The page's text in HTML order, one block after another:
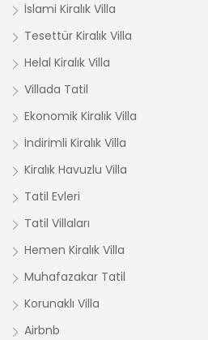
İslami Kiralık Villa
Tesettür Kiralık Villa
Helal Kiralık Villa
Villada Tatil
Ekonomik Kiralık Villa
İndirimli Kiralık Villa
Kiralık Havuzlu Villa
Tatil Evleri
Tatil Villaları
Hemen Kiralık Villa
Muhafazakar Tatil
Korunaklı Villa
Airbnb